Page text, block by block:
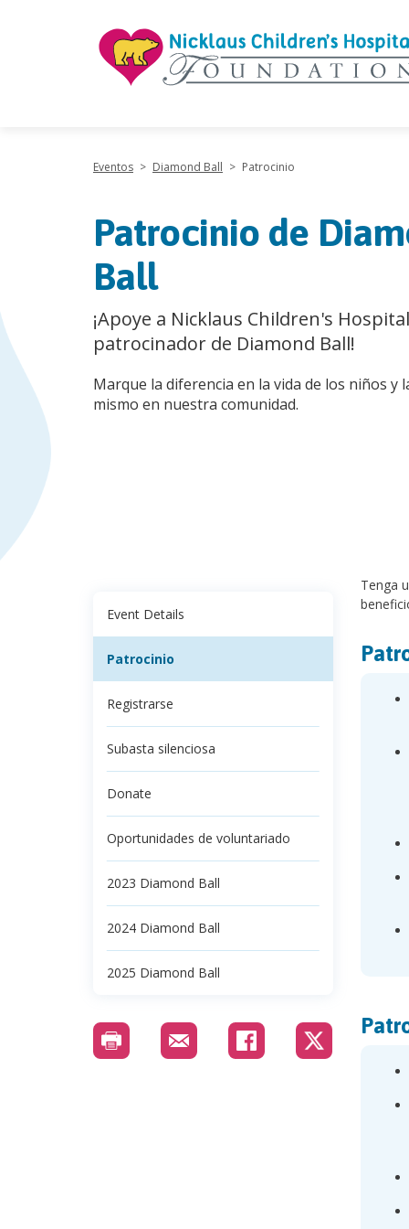
Eventos > Diamond Ball > Patrocinio
Patrocinio de
Ball
¡Apoye a Nicklaus Children's
patrocinador de Diamond Ball!
Marque la diferencia en la vida de los niños y
mismo en nuestra comunidad.
Event Details
Patrocinio
Registrarse
Subasta silenciosa
Donate
Oportunidades de voluntariado
2023 Diamond Ball
2024 Diamond Ball
2025 Diamond Ball
Tenga